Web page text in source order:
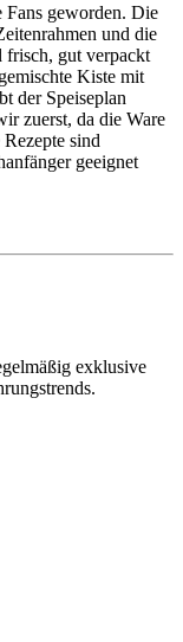
geworden. Die
und die
frisch, gut verpackt
Kiste mit
der Speiseplan
zuerst, da die Ware
sind
geeignet
exklusive